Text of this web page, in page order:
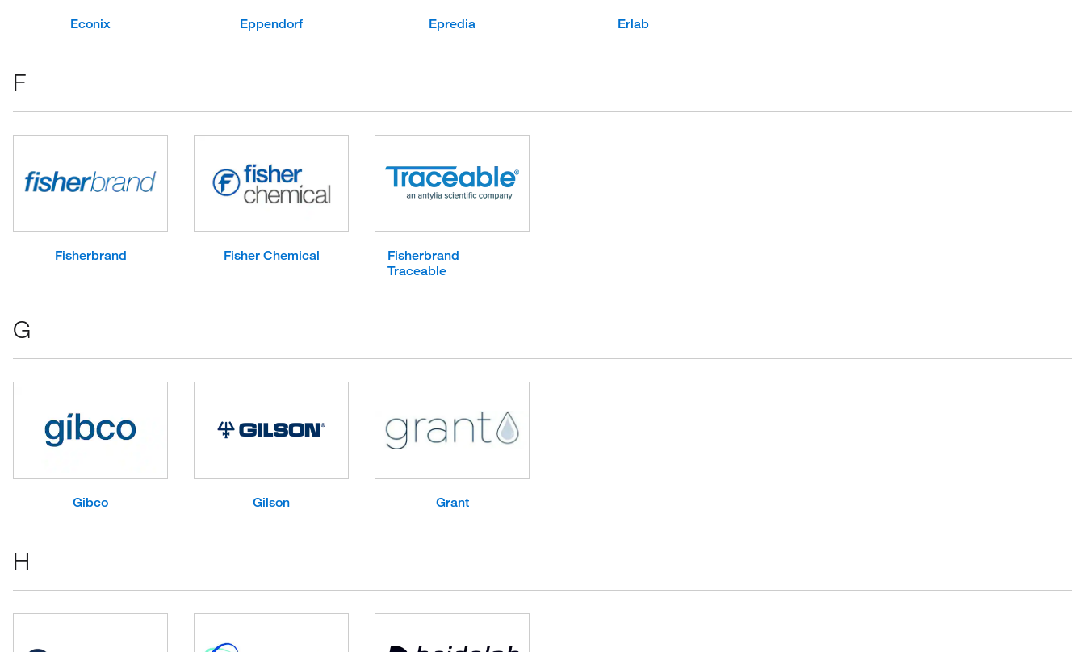
Econix Eppendorf Epredia Erlab
F
Fisherbrand Fisher Chemical
Fisherbrand
Traceable
G
Gibco Gilson Grant
H